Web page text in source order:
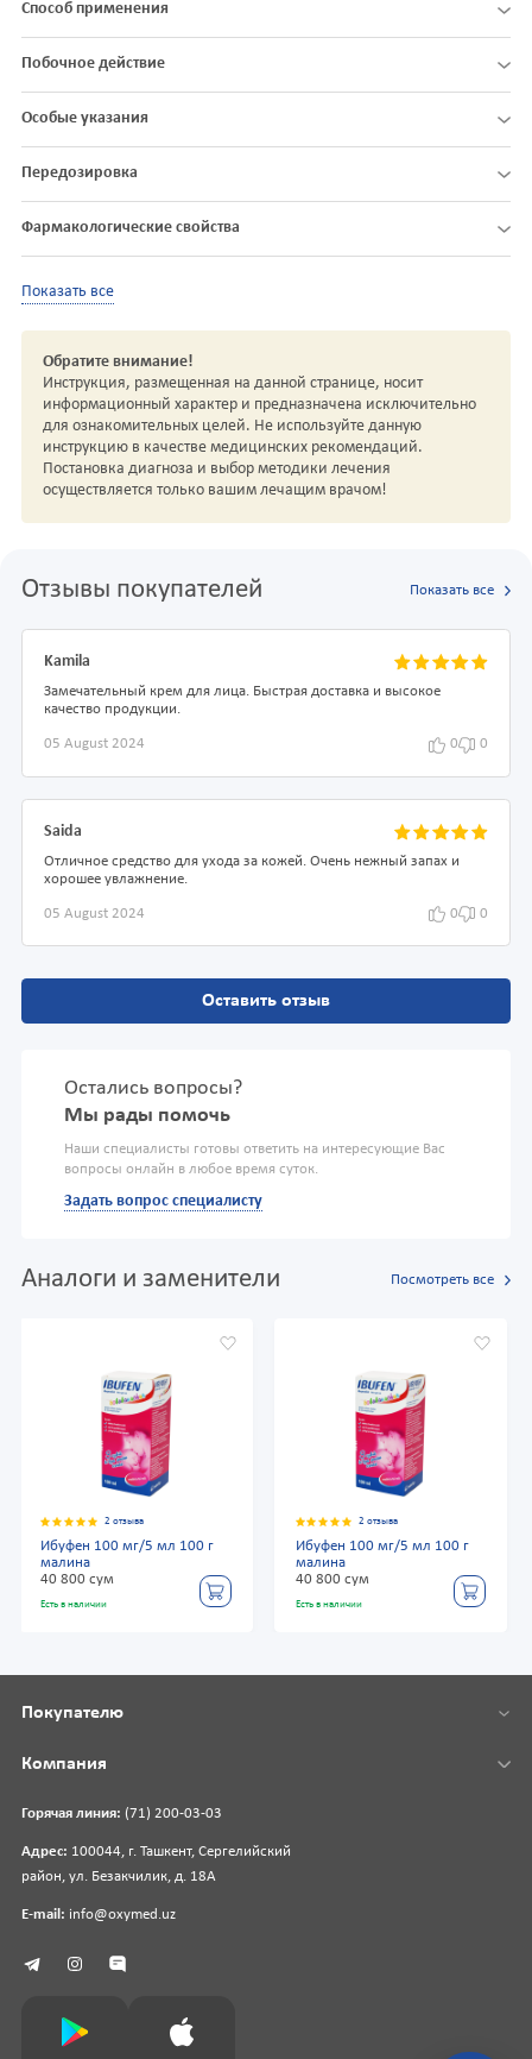
Способ применения
Побочное действие
Особые указания
Передозировка
Фармакологические свойства
Показать все
Обратите внимание!
Инструкция, размещенная на данной странице, носит
информационный характер и предназначена исключительно
для ознакомительных целей. Не используйте данную
инструкцию в качестве медицинских рекомендаций.
Постановка диагноза и выбор методики лечения
осуществляется только вашим лечащим врачом!
Отзывы покупателей Показать все
Kamila
Замечательный крем для лица. Быстрая доставка и высокое
качество продукции.
05 August 2024 0 0
Saida
Отличное средство для ухода за кожей. Очень нежный запах и
хорошее увлажнение.
05 August 2024 0 0
Оставить отзыв
Остались вопросы?
Мы рады помочь
Наши специалисты готовы ответить на интересующие Вас
вопросы онлайн в любое время суток.
Задать вопрос специалисту
Аналоги и заменители Посмотреть все
2 отзыва
Ибуфен 100 мг/5 мл 100 г
малина
40 800 сум
Есть в наличии
2 отзыва
Ибуфен 100 мг/5 мл 100 г
малина
40 800 сум
Есть в наличии
Горячая линия: (71) 200-03-03
Адрес: 100044, г. Ташкент, Сергелийский
район, ул. Безакчилик, д. 18А
E-mail: info@oxymed.uz
Покупателю
Компания